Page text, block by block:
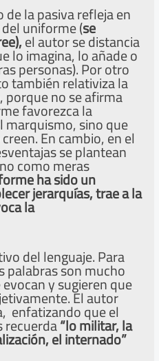
la pasiva refleja en
uniforme (se
el autor se distancia
lo imagina, lo añade o
personas). Por otro
también relativiza la
porque no se afirma
favorezca la
marquismo, sino que
En cambio, en el
se plantean
como meras
ha sido un
jerarquías, trae a la
la
del lenguaje. Para
palabras son mucho
y sugieren que
El autor
enfatizando que el
recuerda“lo militar, la
el internado”